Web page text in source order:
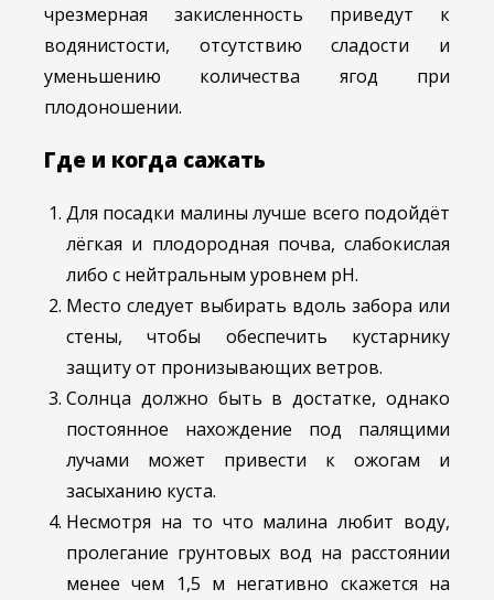
чрезмерная закисленность приведут к
водянистости, отсутствию сладости и
уменьшению количества ягод при
плодоношении.
Где и когда сажать
Для посадки малины лучше всего подойдёт
лёгкая и плодородная почва, слабокислая
либо с нейтральным уровнем рН.
Место следует выбирать вдоль забора или
стены, чтобы обеспечить кустарнику
защиту от пронизывающих ветров.
Солнца должно быть в достатке, однако
постоянное нахождение под палящими
лучами может привести к ожогам и
засыханию куста.
Несмотря на то что малина любит воду,
пролегание грунтовых вод на расстоянии
менее чем 1,5 м негативно скажется на